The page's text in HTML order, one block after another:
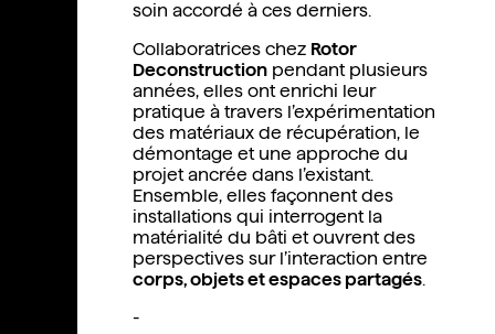
soin accordé à ces derniers.
Collaboratrices chez Rotor
Deconstruction pendant plusieurs
années, elles ont enrichi leur
pratique à travers l’expérimentation
des matériaux de récupération, le
démontage et une approche du
projet ancrée dans l’existant.
Ensemble, elles façonnent des
installations qui interrogent la
matérialité du bâti et ouvrent des
perspectives sur l’interaction entre
corps, objets et espaces partagés.
-